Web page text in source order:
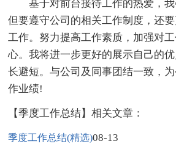
基于对前台接待工作的热爱，我
但要遵守公司的相关工作制度，还
工作。努力提高工作素质，加强对
心。我将进一步更好的展示自己的
长避短。与公司及同事团结一致，
作业绩!
【季度工作总结】相关文章：
季度工作总结(精选)08-13